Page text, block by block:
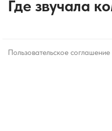
Где звучала
Пользовательское соглашение